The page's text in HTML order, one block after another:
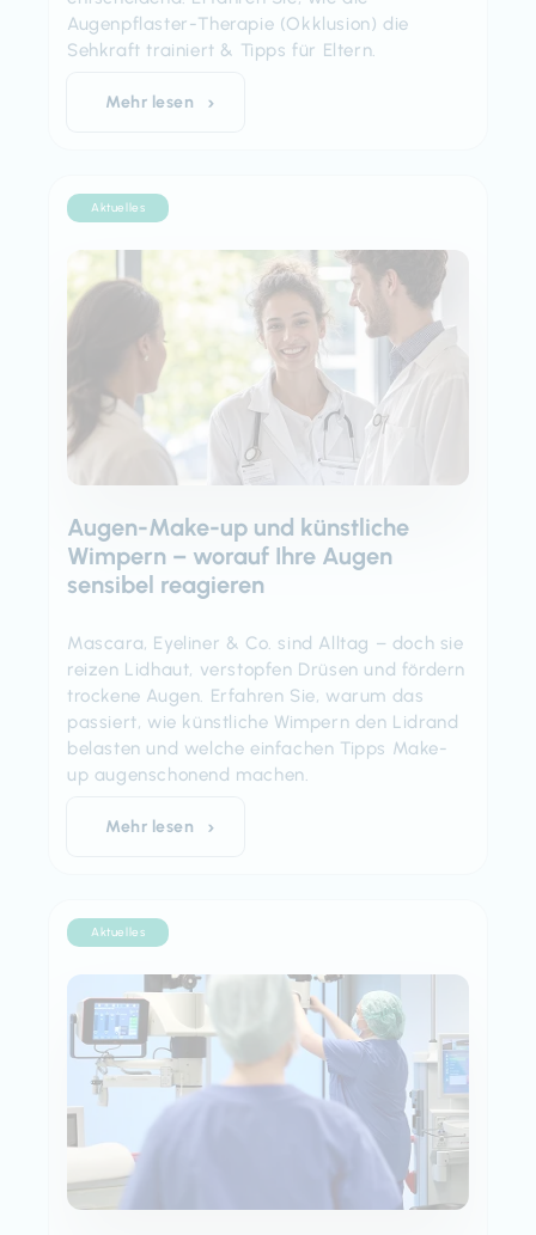
Augenpflaster-Therapie (Okklusion) die
Sehkraft trainiert & Tipps für Eltern.
Mehr lesen
Aktuelles
Augen-Make-up und künstliche
Wimpern – worauf Ihre Augen
sensibel reagieren
Mascara, Eyeliner & Co. sind Alltag – doch sie
reizen Lidhaut, verstopfen Drüsen und fördern
trockene Augen. Erfahren Sie, warum das
passiert, wie künstliche Wimpern den Lidrand
belasten und welche einfachen Tipps Make-
up augenschonend machen.
Mehr lesen
Aktuelles